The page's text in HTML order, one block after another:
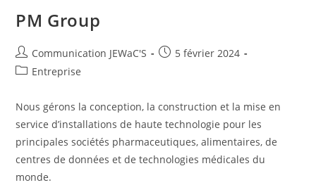
PM Group
Communication JEWaC'S
5 février 2024
Entreprise
Nous gérons la conception, la construction et la mise en
service d’installations de haute technologie pour les
principales sociétés pharmaceutiques, alimentaires, de
centres de données et de technologies médicales du
monde.